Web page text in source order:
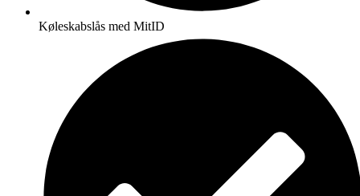
Køleskabslås med MitID